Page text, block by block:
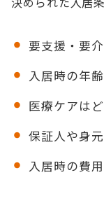
要支援・要
入居時の年
医療ケアは
保証人や身
入居時の費